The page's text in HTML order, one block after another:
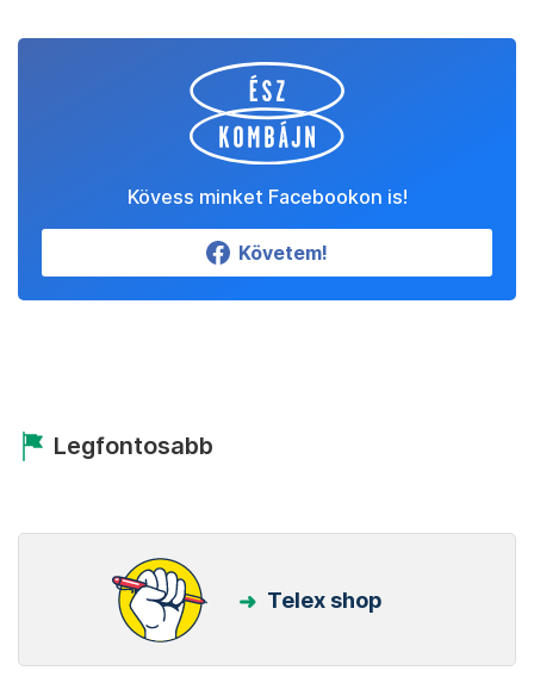
Kövess minket Facebookon is!
Követem!
Legfontosabb
Telex shop